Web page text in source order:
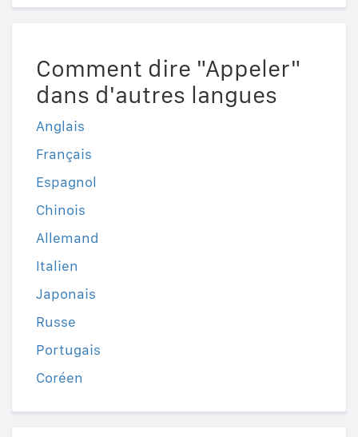
Comment dire "Appeler"
dans d'autres langues
Anglais
Français
Espagnol
Chinois
Allemand
Italien
Japonais
Russe
Portugais
Coréen